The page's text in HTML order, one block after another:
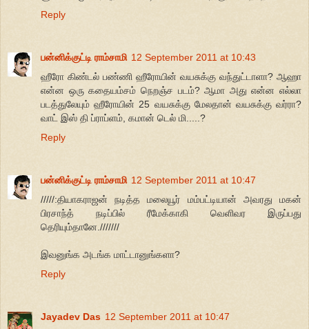
Reply
பன்னிக்குட்டி ராம்சாமி 12 September 2011 at 10:43
ஹீரோ கிண்டல் பண்ணி ஹீரோயின் வயசுக்கு வந்துட்டாளா? ஆஹா
என்ன ஒரு கதையம்சம் நெறஞ்ச படம்? ஆமா அது என்ன எல்லா
படத்துலேயும் ஹீரோயின் 25 வயசுக்கு மேலதான் வயசுக்கு வர்ரா?
வாட் இஸ் தி ப்ராப்ளம், கமான் டெல் மி.....?
Reply
பன்னிக்குட்டி ராம்சாமி 12 September 2011 at 10:47
/////:தியாகராஜன் நடித்த மலையூர் மம்பட்டியான் அவரது மகன்
பிரசாந்த் நடிப்பில் ரீமேக்காகி வெளிவர இருப்பது
தெரியும்தானே.///////
இவனுங்க அடங்க மாட்டானுங்களா?
Reply
Jayadev Das 12 September 2011 at 10:47